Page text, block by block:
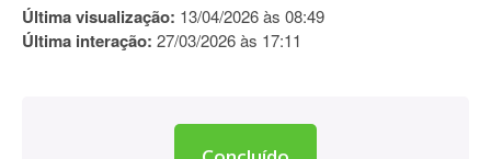
Última visualização: 13/04/2026 às 08:49
Última interação: 27/03/2026 às 17:11